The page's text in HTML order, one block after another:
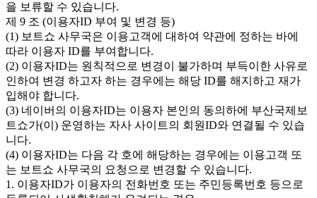
을 보류할 수 있습니다.
제 9 조 (이용자ID 부여 및 변경 등)
(1) 보트쇼 사무국은 이용고객에 대하여 약관에 정하는 바에
따라 이용자 ID를 부여합니다.
(2) 이용자ID는 원칙적으로 변경이 불가하며 부득이한 사유로
인하여 변경 하고자 하는 경우에는 해당 ID를 해지하고 재가
입해야 합니다.
(3) 네이버의 이용자ID는 이용자 본인의 동의하에 부산국제보
트쇼가(이) 운영하는 자사 사이트의 회원ID와 연결될 수 있습
니다.
(4) 이용자ID는 다음 각 호에 해당하는 경우에는 이용고객 또
는 보트쇼 사무국의 요청으로 변경할 수 있습니다.
1. 이용자ID가 이용자의 전화번호 또는 주민등록번호 등으로